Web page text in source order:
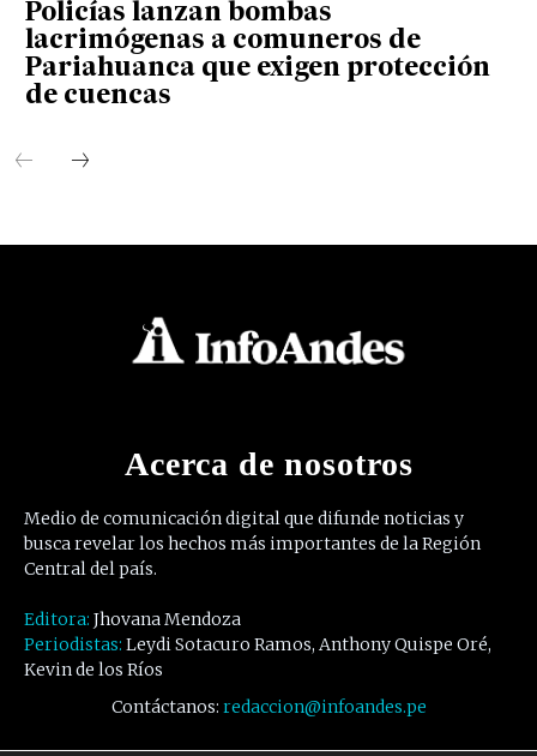
Policías lanzan bombas
lacrimógenas a comuneros de
Pariahuanca que exigen protección
de cuencas
Acerca de nosotros
Medio de comunicación digital que difunde noticias y
busca revelar los hechos más importantes de la Región
Central del país.
Editora: Jhovana Mendoza
Periodistas: Leydi Sotacuro Ramos, Anthony Quispe Oré,
Kevin de los Ríos
Contáctanos: redaccion@infoandes.pe